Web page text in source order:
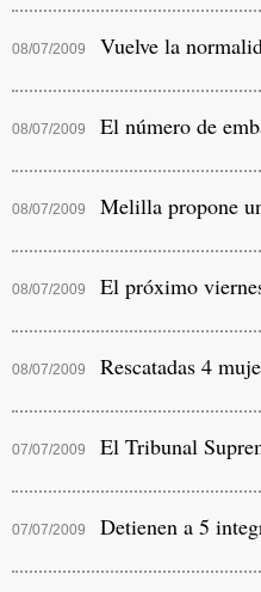
08/07/2009 Vuelve la
08/07/2009 El número de
08/07/2009 Melilla propone
08/07/2009 El próximo
08/07/2009 Rescatadas 4
07/07/2009 El Tribunal
07/07/2009 Detienen a 5